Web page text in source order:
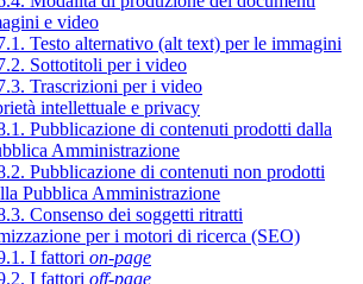
e video
Testo alternativo (alt text) per le immagini
Sottotitoli per i video
Trascrizioni per i video
intellettuale e privacy
Pubblicazione di contenuti prodotti dalla
Amministrazione
Pubblicazione di contenuti non prodotti
Pubblica Amministrazione
Consenso dei soggetti ritratti
per i motori di ricerca (SEO)
I fattori on-page
I fattori off-page